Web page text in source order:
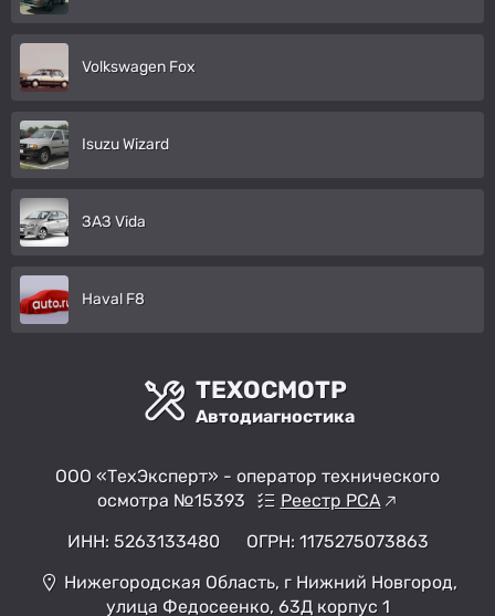
Volkswagen Fox
Isuzu Wizard
ЗАЗ Vida
Haval F8
ТЕХОСМОТР
Автодиагностика
ООО «ТехЭксперт» - оператор технического
осмотра №15393
Реестр РСА
ИНН: 5263133480
ОГРН: 1175275073863
Нижегородская Область, г Нижний Новгород,
улица Федосеенко, 63Д корпус 1